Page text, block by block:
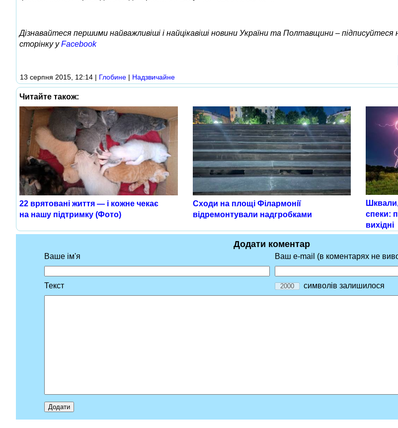
Дізнавайтеся першими найважливіші і найцікавіші новини України та Полтавщини – підписуйтеся
сторінку уFacebook
13 серпня 2015, 12:14 | Глобине | Надзвичайне
Читайте також:
22 врятовані життя — і кожне чекає
на нашу підтримку (Фото)
Сходи на площі Філармонії
відремонтували надгробками
спеки:
вихідні
Додати коментар
Ваше ім'я Ваш e-mail (в коментарях не
Текст символів залишилося